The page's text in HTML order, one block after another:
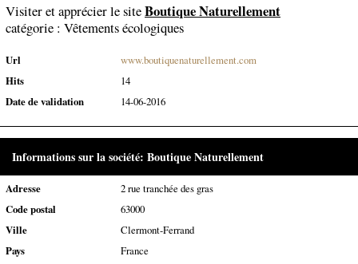
Visiter et apprécier le siteBoutique Naturellement
catégorie : Vêtements écologiques
Url
www.boutiquenaturellement.com
Hits
14
Date de validation
14-06-2016
Informations sur la société: Boutique Naturellement
Adresse
2 rue tranchée des gras
Code postal
63000
Ville
Clermont-Ferrand
Pays
France